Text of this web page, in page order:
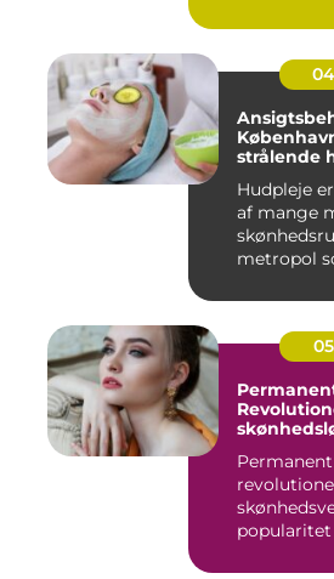
strålende
Hudpleje
af mange
metropol